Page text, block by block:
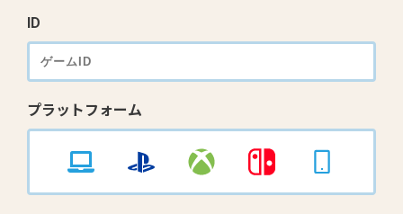
ID
プラットフォーム